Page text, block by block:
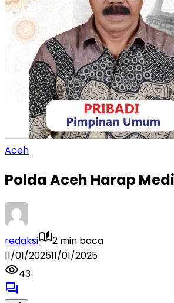
Aceh
Polda Aceh Harap
redaksi
2 min baca
11/01/202511/01/2025
43